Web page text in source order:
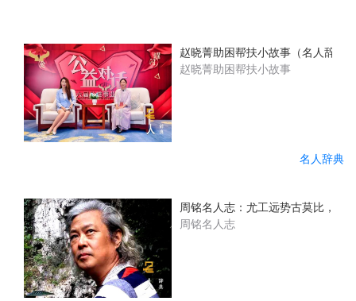
赵晓菁助困帮扶小故事（名人辞典
赵晓菁助困帮扶小故事
名人辞典
周铭名人志：尤工远势古莫比，
周铭名人志